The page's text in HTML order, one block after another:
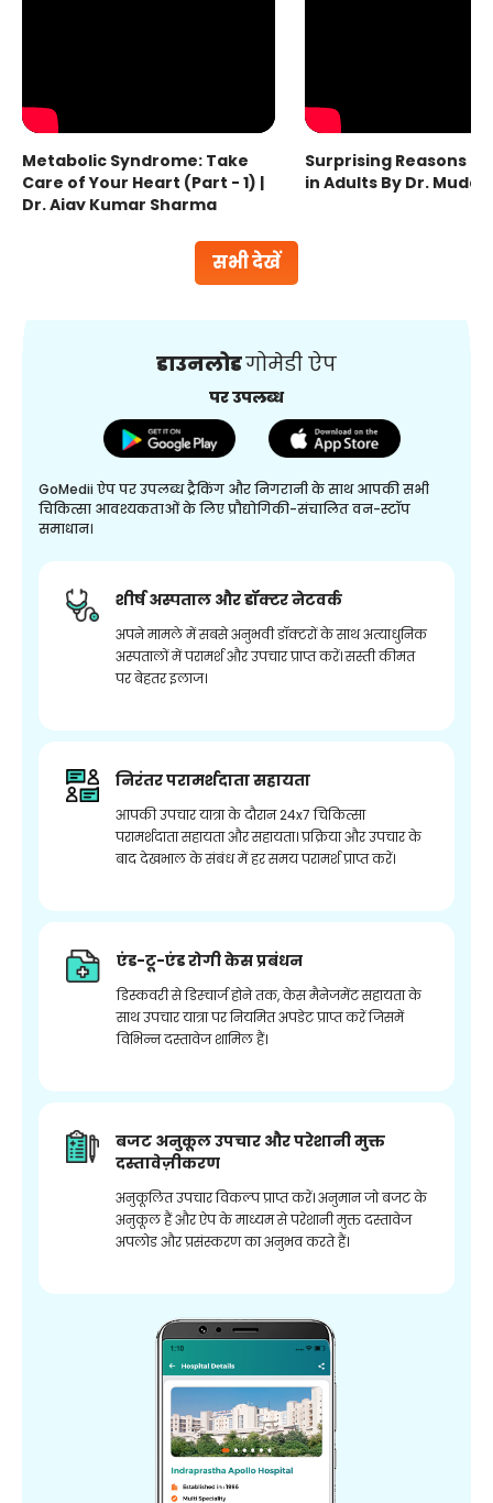
सभी देखें
Metabolic Syndrome: Take
Care of Your Heart (Part - 1) |
Dr. Ajay Kumar Sharma
Surprising Reasons
in Adults By Dr.
डाउनलोडगोमेडी ऐप
पर उपलब्ध
GoMedii ऐप पर उपलब्ध ट्रैकिंग और निगरानी के साथ आपकी सभी
चिकित्सा आवश्यकताओं के लिए प्रौद्योगिकी-संचालित वन-स्टॉप
समाधान।
शीर्ष अस्पताल और डॉक्टर नेटवर्क
अपने मामले में सबसे अनुभवी डॉक्टरों के साथ अत्याधुनिक
अस्पतालों में परामर्श और उपचार प्राप्त करें। सस्ती कीमत
पर बेहतर इलाज।
निरंतर परामर्शदाता सहायता
आपकी उपचार यात्रा के दौरान 24x7 चिकित्सा
परामर्शदाता सहायता और सहायता। प्रक्रिया और उपचार के
बाद देखभाल के संबंध में हर समय परामर्श प्राप्त करें।
एंड-टू-एंड रोगी केस प्रबंधन
डिस्कवरी से डिस्चार्ज होने तक, केस मैनेजमेंट सहायता के
साथ उपचार यात्रा पर नियमित अपडेट प्राप्त करें जिसमें
विभिन्न दस्तावेज शामिल हैं।
बजट अनुकूल उपचार और परेशानी मुक्त
दस्तावेज़ीकरण
अनुकूलित उपचार विकल्प प्राप्त करें। अनुमान जो बजट के
अनुकूल हैं और ऐप के माध्यम से परेशानी मुक्त दस्तावेज
अपलोड और प्रसंस्करण का अनुभव करते हैं।